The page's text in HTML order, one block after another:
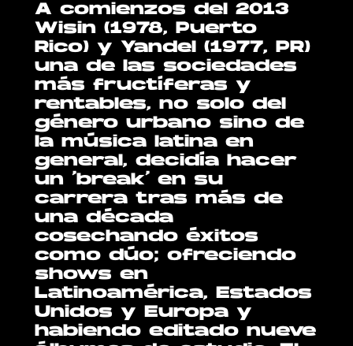
A comienzos del 2013
Wisin (1978, Puerto
Rico) y Yandel (1977, PR)
una de las sociedades
más fructíferas y
rentables, no solo del
género urbano sino de
la música latina en
general, decidía hacer
un ‘break’ en su
carrera tras más de
una década
cosechando éxitos
como dúo; ofreciendo
shows en
Latinoamérica, Estados
Unidos y Europa y
habiendo editado nueve